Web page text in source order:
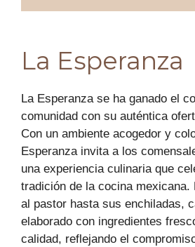
La Esperanza
La Esperanza se ha ganado el
comunidad con su auténtica
Con un ambiente acogedor y
Esperanza invita a los
una experiencia culinaria que
tradición de la cocina mexicana.
al pastor hasta sus enchiladas,
elaborado con ingredientes
calidad, reflejando el